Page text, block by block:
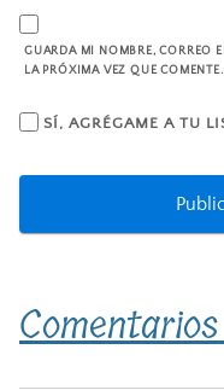
GUARDA MI NOMBRE, CORREO
LA PRÓXIMA VEZ QUE COMENTE.
SÍ, AGRÉGAME A TU